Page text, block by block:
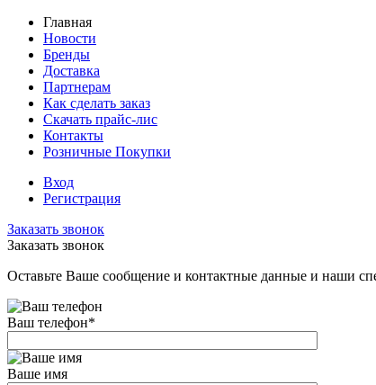
Главная
Новости
Бренды
Доставка
Партнерам
Как сделать заказ
Скачать прайс-лис
Контакты
Розничные Покупки
Вход
Регистрация
Заказать звонок
Заказать звонок
Оставьте Ваше сообщение и контактные данные и наши
Ваш телефон*
Ваше имя